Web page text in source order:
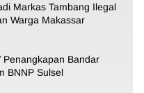
Markas Tambang Ilegal
Warga Makassar
Penangkapan Bandar
BNNP Sulsel